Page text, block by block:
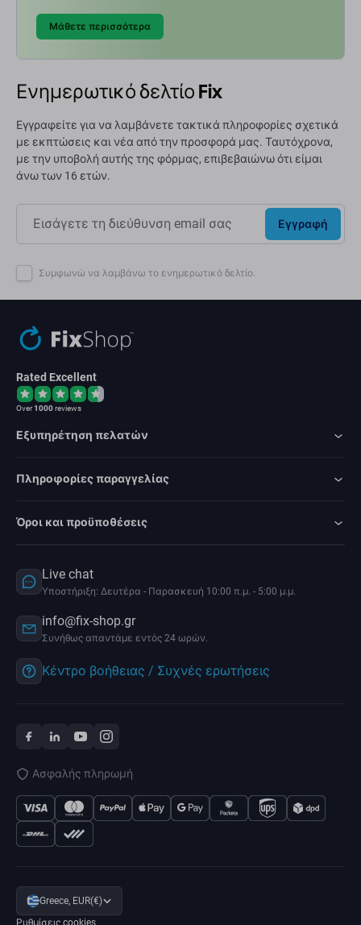
Μάθετε περισσότερα
Ενημερωτικό δελτίο Fix
Εγγραφείτε για να λαμβάνετε τακτικά πληροφορίες σχετικά
με εκπτώσεις και νέα από την προσφορά μας. Ταυτόχρονα,
με την υποβολή αυτής της φόρμας, επιβεβαιώνω ότι είμαι
άνω των 16 ετών.
Εγγραφή
Συμφωνώ να λαμβάνω το ενημερωτικό δελτίο.
Rated Excellent
Over1000reviews
Εξυπηρέτηση πελατών
Πληροφορίες παραγγελίας
Όροι και προϋποθέσεις
Live chat
Υποστήριξη: Δευτέρα - Παρασκευή 10:00 π.μ. - 5:00 μ.μ.
info@fix-shop.gr
Συνήθως απαντάμε εντός 24 ωρών.
Κέντρο βοήθειας / Συχνές ερωτήσεις
Ασφαλής πληρωμή
Greece, EUR(€)
Ρυθμίσεις cookies